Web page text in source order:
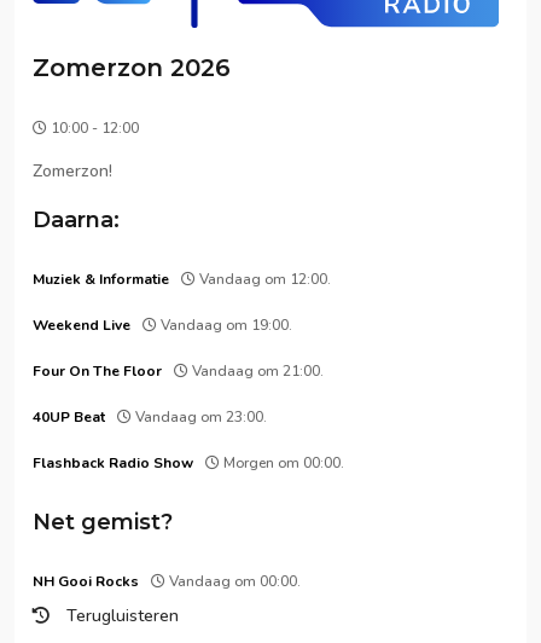
Zomerzon 2026
10:00 - 12:00
Zomerzon!
Daarna:
Muziek & Informatie Vandaag om 12:00.
Weekend Live Vandaag om 19:00.
Four On The Floor Vandaag om 21:00.
40UP Beat Vandaag om 23:00.
Flashback Radio Show Morgen om 00:00.
Net gemist?
NH Gooi Rocks Vandaag om 00:00.
Terugluisteren